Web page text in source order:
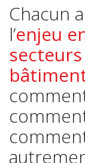
Chacun
l’enjeu
secteurs